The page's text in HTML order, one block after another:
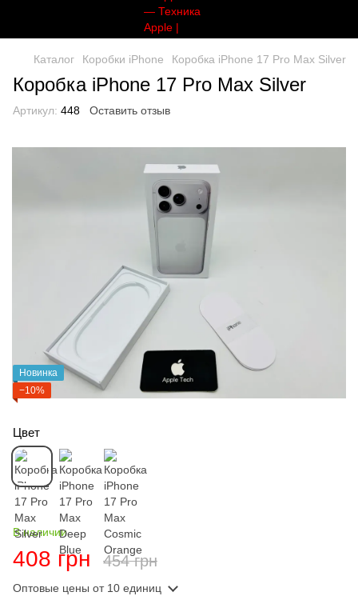
Каталог Коробки iPhone Коробка iPhone 17 Pro Max Silver
Коробка iPhone 17 Pro Max Silver
Артикул: 448 Оставить отзыв
Новинка
−10%
Цвет
В наличии
408 грн 454 грн
Оптовые цены от 10 единиц